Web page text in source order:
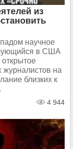
из
научное
в США
журналистов на
близких к
4 944